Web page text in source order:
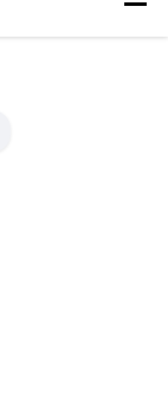
উইঞ্চ উইন্ডলাস
ব্রেক আস্তরণের